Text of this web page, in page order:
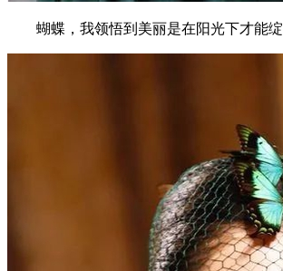
蝴蝶，我领悟到美丽是在阳光下才能绽